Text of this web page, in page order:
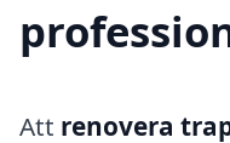
Att renovera